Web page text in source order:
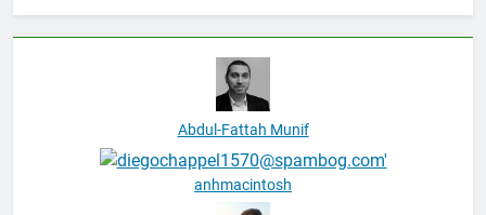
Abdul-Fattah Munif
anhmacintosh